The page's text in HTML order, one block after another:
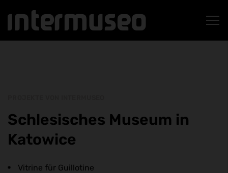
Schlesisches Museum in
Katowice
Vitrine für Guillotine